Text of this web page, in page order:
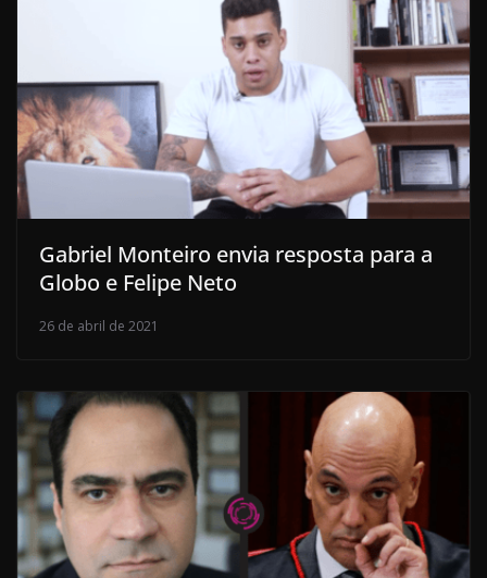
Gabriel Monteiro envia resposta para a
Globo e Felipe Neto
26 de abril de 2021